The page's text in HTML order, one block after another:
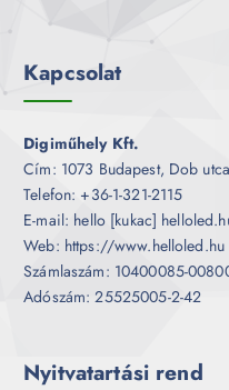
Kapcsolat
Digiműhely Kft.
Cím: 1073 Budapest, Dob
Telefon: +36-1-321-2115
E-mail: hello [kukac]
Web: https://www.helloled.hu
Számlaszám: 10400085-
Adószám: 25525005-2-42
Nyitvatartási rend